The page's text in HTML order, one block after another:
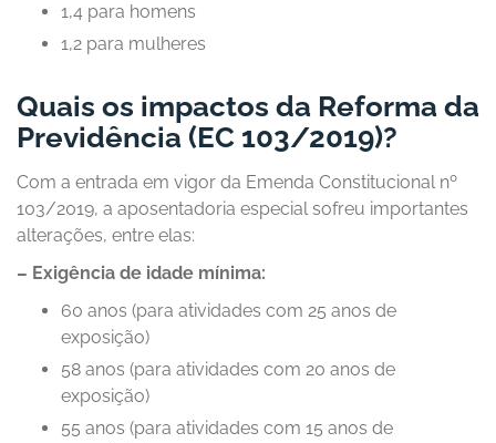
1,4 para homens
1,2 para mulheres
Quais os impactos da Reforma da
Previdência (EC 103/2019)?
Com a entrada em vigor da Emenda Constitucional nº
103/2019, a aposentadoria especial sofreu importantes
alterações, entre elas:
– Exigência de idade mínima:
60 anos (para atividades com 25 anos de
exposição)
58 anos (para atividades com 20 anos de
exposição)
55 anos (para atividades com 15 anos de